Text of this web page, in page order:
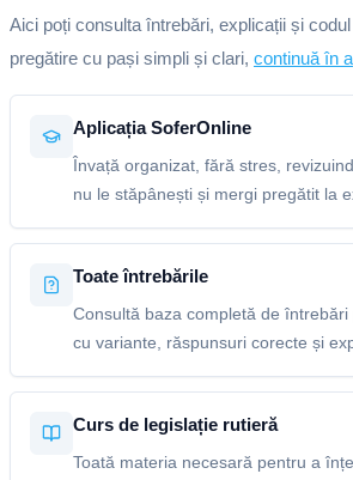
Aici poți consulta întrebări, explicații și
pregătire cu pași simpli și clari, continuă în
Aplicația SoferOnline
Învață organizat, fără stres,
nu le stăpânești și mergi pregătit la
Toate întrebările
Consultă baza completă de întrebări
cu variante, răspunsuri corecte și
Curs de legislație rutieră
Toată materia necesară pentru a